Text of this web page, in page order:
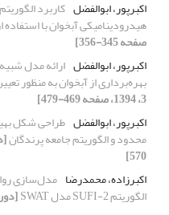
اکبرپور، ابوالفضل کاربرد
هیدرودینامیکی آبخوان با
صفحه 345-356]
اکبرپور، ابوالفضل ارائه مدل
بهره‌برداری از آبخوان به منظور
3، 1394، صفحه 469-479]
اکبرپور، ابوالفضل طراحی شکل
محدود و الگوریتم جامعه پرندگان
570]
اکبرزاده، محمدرضا مدل‌سازی
الگوریتم SUFI-2 مدل SWAT
[دوره 9، شماره 5،